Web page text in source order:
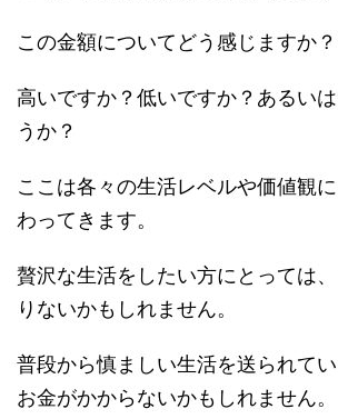
この金額についてどう感じますか？
高いですか？低いですか？あるい
うか？
ここは各々の生活レベルや価値観
わってきます。
贅沢な生活をしたい方にとっては
りないかもしれません。
普段から慎ましい生活を送られて
お金がかからないかもしれません。